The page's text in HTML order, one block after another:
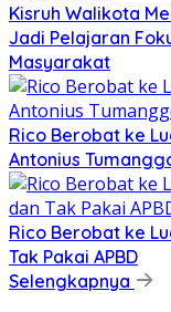
Kisruh Walikota
Jadi Pelajaran
Masyarakat
Rico Berobat ke
Antonius
Rico Berobat ke
Tak Pakai APBD
Selengkapnya